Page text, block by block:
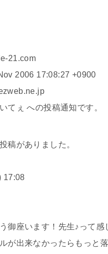
21.com
2006 17:08:27 +0900
てぇ への投稿通知です。
稿がありました。
17:08
御座います！先生♪って感
が出来なかったらもっと